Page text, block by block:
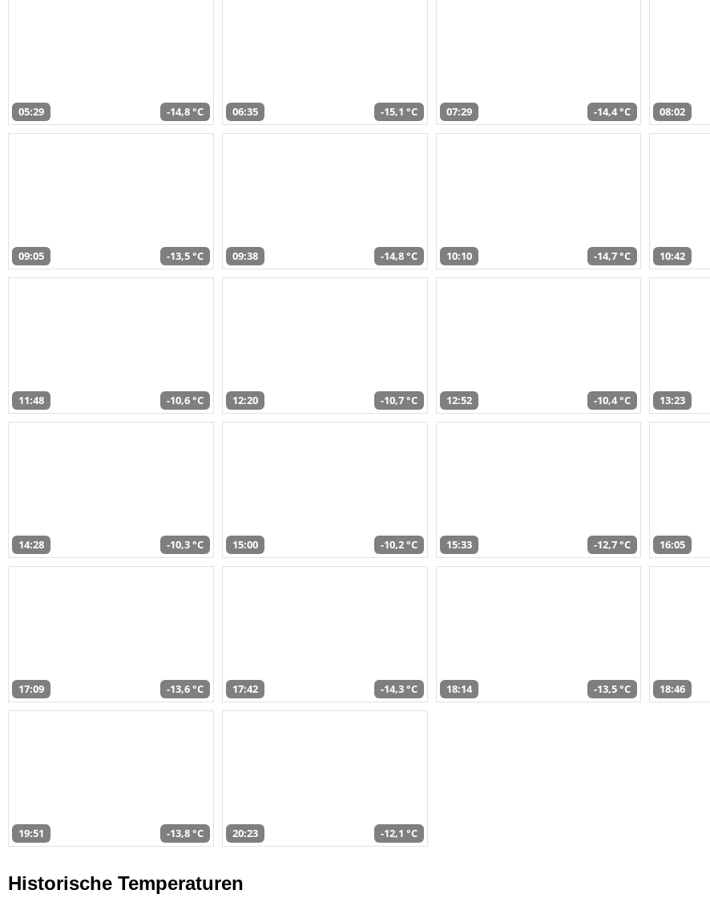
05:29 -14,8 °C 06:35 -15,1 °C 07:29 -14,4 °C 08:02
09:05 -13,5 °C 09:38 -14,8 °C 10:10 -14,7 °C 10:42
11:48 -10,6 °C 12:20 -10,7 °C 12:52 -10,4 °C 13:23
14:28 -10,3 °C 15:00 -10,2 °C 15:33 -12,7 °C 16:05
17:09 -13,6 °C 17:42 -14,3 °C 18:14 -13,5 °C 18:46
19:51 -13,8 °C 20:23 -12,1 °C
Historische Temperaturen